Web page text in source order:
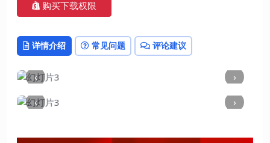
购买下载权限
详情介绍 常见问题 评论建议
‹
›
‹
›